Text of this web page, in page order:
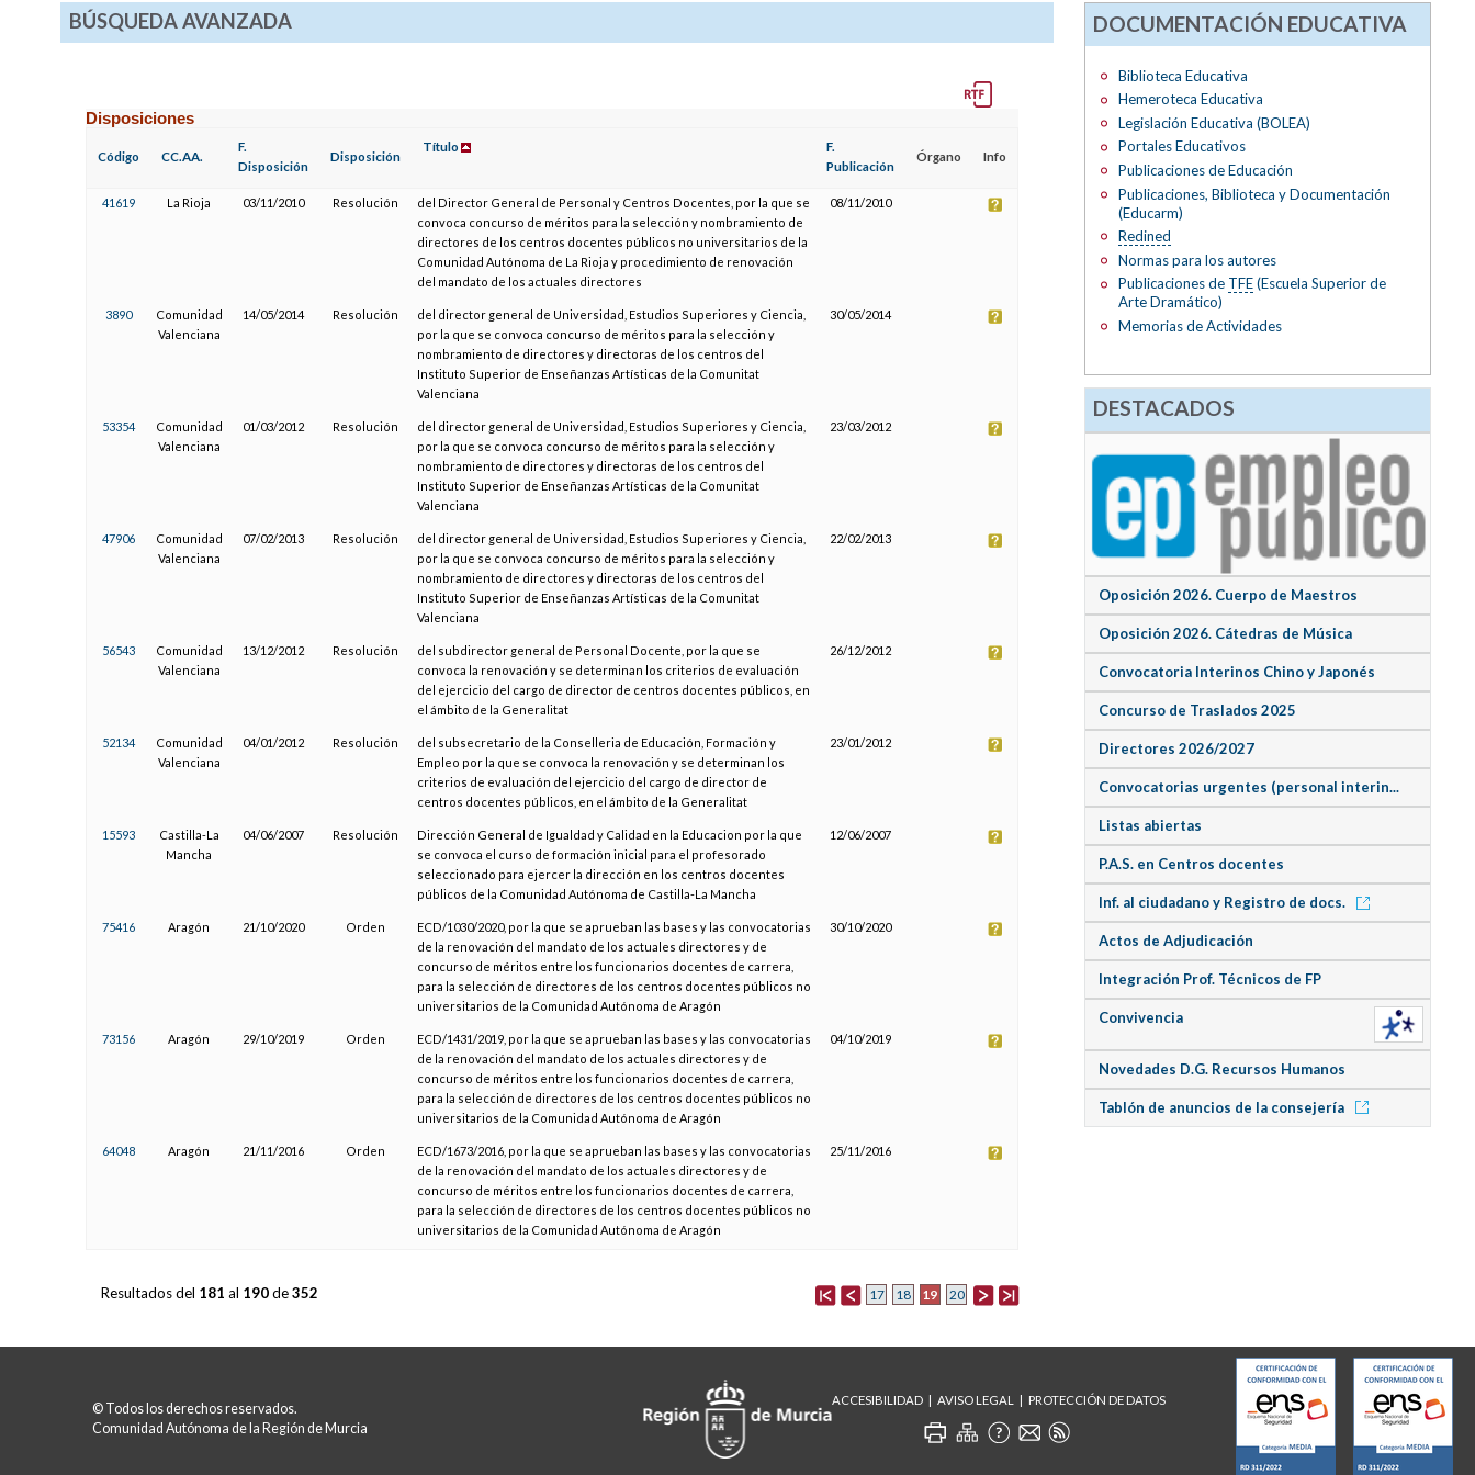
BÚSQUEDA AVANZADA
Disposiciones
Código CC.AA.
F.
Disposición
Disposición
Título
F.
Publicación
Órgano Info
41619 La Rioja 03/11/2010 Resolución
del Director General de Personal y Centros Docentes, por la que se
convoca concurso de méritos para la selección y nombramiento de
directores de los centros docentes públicos no universitarios de la
Comunidad Autónoma de La Rioja y procedimiento de renovación
del mandato de los actuales directores
08/11/2010
3890
Comunidad
Valenciana
14/05/2014 Resolución
del director general de Universidad, Estudios Superiores y Ciencia,
por la que se convoca concurso de méritos para la selección y
nombramiento de directores y directoras de los centros del
Instituto Superior de Enseñanzas Artísticas de la Comunitat
Valenciana
30/05/2014
53354
Comunidad
Valenciana
01/03/2012 Resolución
del director general de Universidad, Estudios Superiores y Ciencia,
por la que se convoca concurso de méritos para la selección y
nombramiento de directores y directoras de los centros del
Instituto Superior de Enseñanzas Artísticas de la Comunitat
Valenciana
23/03/2012
47906
Comunidad
Valenciana
07/02/2013 Resolución
del director general de Universidad, Estudios Superiores y Ciencia,
por la que se convoca concurso de méritos para la selección y
nombramiento de directores y directoras de los centros del
Instituto Superior de Enseñanzas Artísticas de la Comunitat
Valenciana
22/02/2013
56543
Comunidad
Valenciana
13/12/2012 Resolución
del subdirector general de Personal Docente, por la que se
convoca la renovación y se determinan los criterios de evaluación
del ejercicio del cargo de director de centros docentes públicos, en
el ámbito de la Generalitat
26/12/2012
52134
Comunidad
Valenciana
04/01/2012 Resolución
del subsecretario de la Conselleria de Educación, Formación y
Empleo por la que se convoca la renovación y se determinan los
criterios de evaluación del ejercicio del cargo de director de
centros docentes públicos, en el ámbito de la Generalitat
23/01/2012
15593
Castilla-La
Mancha
04/06/2007 Resolución
Dirección General de Igualdad y Calidad en la Educacion por la que
se convoca el curso de formación inicial para el profesorado
seleccionado para ejercer la dirección en los centros docentes
públicos de la Comunidad Autónoma de Castilla-La Mancha
12/06/2007
75416 Aragón 21/10/2020 Orden
ECD/1030/2020, por la que se aprueban las bases y las convocatorias
de la renovación del mandato de los actuales directores y de
concurso de méritos entre los funcionarios docentes de carrera,
para la selección de directores de los centros docentes públicos no
universitarios de la Comunidad Autónoma de Aragón
30/10/2020
73156 Aragón 29/10/2019 Orden
ECD/1431/2019, por la que se aprueban las bases y las convocatorias
de la renovación del mandato de los actuales directores y de
concurso de méritos entre los funcionarios docentes de carrera,
para la selección de directores de los centros docentes públicos no
universitarios de la Comunidad Autónoma de Aragón
04/10/2019
64048 Aragón 21/11/2016 Orden
ECD/1673/2016, por la que se aprueban las bases y las convocatorias
de la renovación del mandato de los actuales directores y de
concurso de méritos entre los funcionarios docentes de carrera,
para la selección de directores de los centros docentes públicos no
universitarios de la Comunidad Autónoma de Aragón
25/11/2016
17 18 19 20
Resultados del 181 al 190de352
DOCUMENTACIÓN EDUCATIVA
Biblioteca Educativa
Hemeroteca Educativa
Legislación Educativa (BOLEA)
Portales Educativos
Publicaciones de Educación
Publicaciones, Biblioteca y Documentación
(Educarm)
Redined
Normas para los autores
Publicaciones de TFE(Escuela Superior de
Arte Dramático)
Memorias de Actividades
DESTACADOS
Oposición 2026. Cuerpo de Maestros
Oposición 2026. Cátedras de Música
Convocatoria Interinos Chino y Japonés
Concurso de Traslados 2025
Directores 2026/2027
Convocatorias urgentes (personal interin...
Listas abiertas
P.A.S. en Centros docentes
Inf. al ciudadano y Registro de docs.
Actos de Adjudicación
Integración Prof. Técnicos de FP
Convivencia
Novedades D.G. Recursos Humanos
Tablón de anuncios de la consejería
© Todos los derechos reservados.
Comunidad Autónoma de la Región de Murcia
ACCESIBILIDAD AVISO LEGAL PROTECCIÓN DE DATOS